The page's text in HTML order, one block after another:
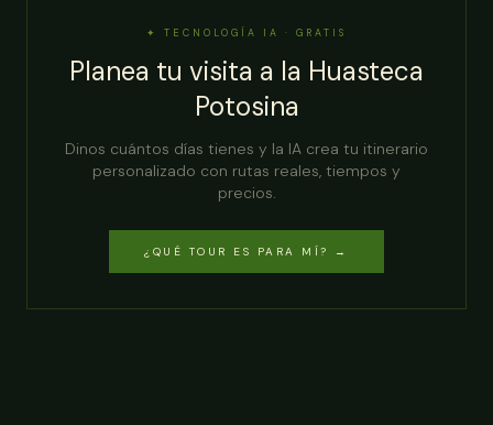
✦ TECNOLOGÍA IA · GRATIS
Planea tu visita a la Huasteca
Potosina
Dinos cuántos días tienes y la IA crea tu itinerario
personalizado con rutas reales, tiempos y
precios.
¿QUÉ TOUR ES PARA MÍ? →